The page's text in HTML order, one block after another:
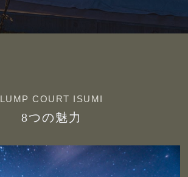
LUMP COURT ISUMI
8つの魅力